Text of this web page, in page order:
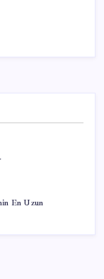
En Uzun